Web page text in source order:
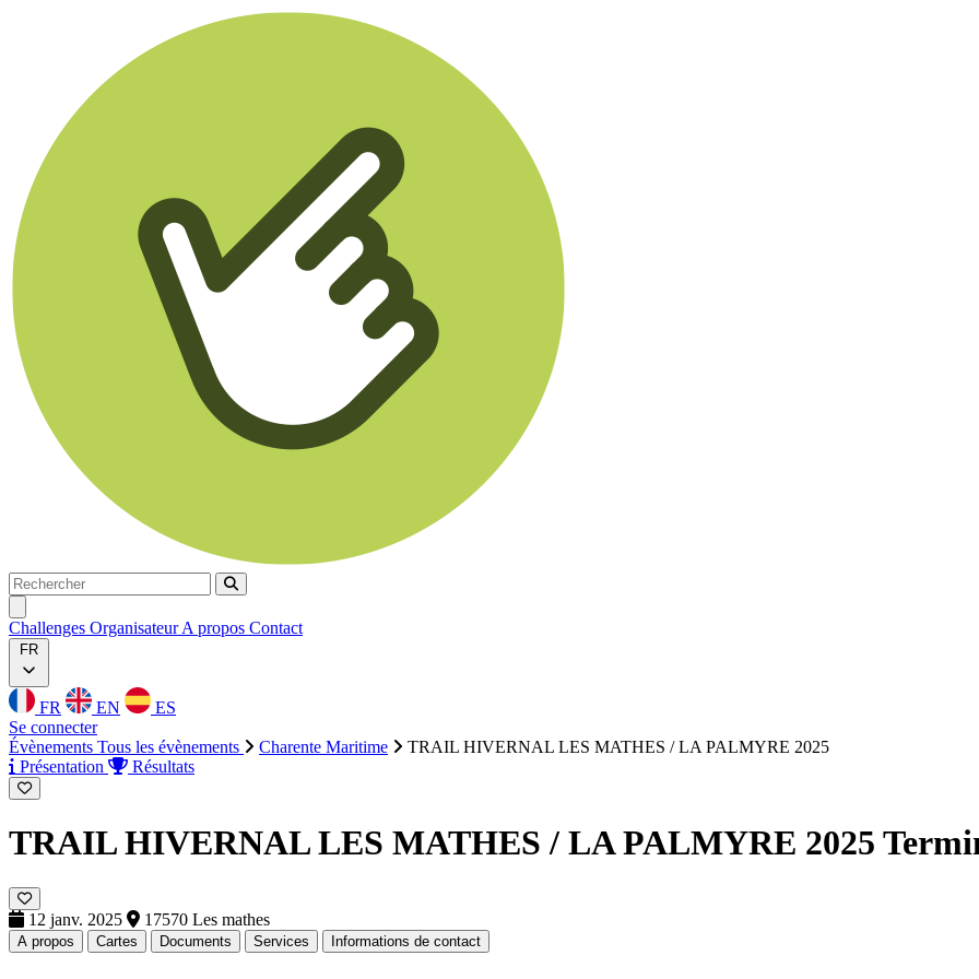
Rechercher
Rechercher
Challenges OrganisateurA propos Contact
FR
FR EN
ES
Se connecter
Évènements Tous les évènements Charente Maritime
TRAIL HIVERNAL LES MATHES / LA PALMYRE 2025
Présentation
Résultats
TRAIL HIVERNAL LES MATHES / LA PALMYRE 2025
12 janv. 2025 17570 Les mathes
A propos Cartes Documents Services Informations de contact